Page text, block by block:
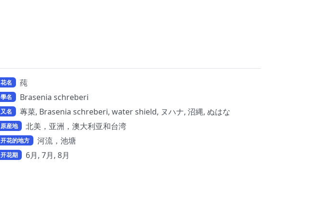
花名 莼
學名 Brasenia schreberi
又名 蓴菜, Brasenia schreberi, water shield, ヌハナ, 沼縄, ぬはな
原産地 北美，亚洲，澳大利亚和台湾
开花的地方 河流，池塘
开花期 6月, 7月, 8月